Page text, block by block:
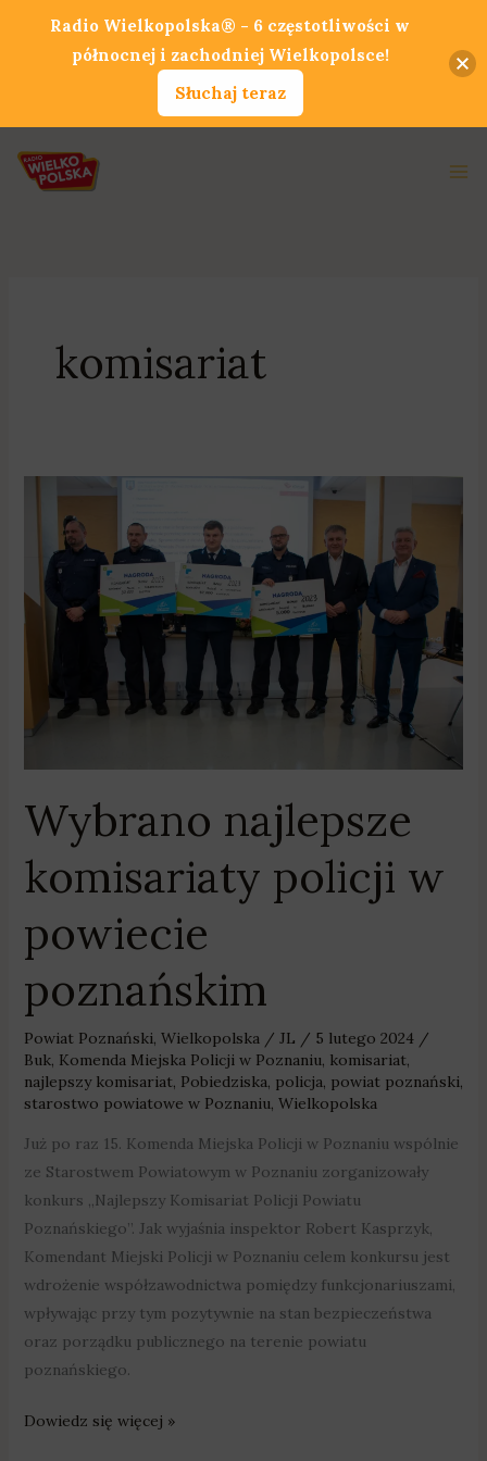
komisariat
Wybrano najlepsze
komisariaty policji w
powiecie
poznańskim
Powiat Poznański, Wielkopolska/ JL / 5 lutego 2024 /
Buk, Komenda Miejska Policji w Poznaniu, komisariat,
najlepszy komisariat, Pobiedziska, policja, powiat poznański,
starostwo powiatowe w Poznaniu, Wielkopolska
Już po raz 15. Komenda Miejska Policji w Poznaniu wspólnie
ze Starostwem Powiatowym w Poznaniu zorganizowały
konkurs „Najlepszy Komisariat Policji Powiatu
Poznańskiego”. Jak wyjaśnia inspektor Robert Kasprzyk,
Komendant Miejski Policji w Poznaniu celem konkursu jest
wdrożenie współzawodnictwa pomiędzy funkcjonariuszami,
wpływając przy tym pozytywnie na stan bezpieczeństwa
oraz porządku publicznego na terenie powiatu
poznańskiego.
najlepsze
komisariaty
policji
w
poznańskim
Dowiedz się więcej »
Radio Wielkopolska® - 6 częstotliwości w
północnej i zachodniej Wielkopolsce!
Słuchaj teraz